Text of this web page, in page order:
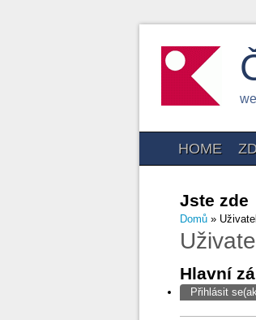
HOME
Jste zde
Domů »
Hlavní
Přihlásit se